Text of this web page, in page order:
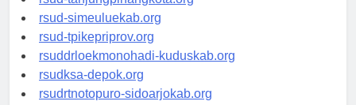
rsud-simeuluekab.org
rsud-tpikepriprov.org
rsuddrloekmonohadi-kuduskab.org
rsudksa-depok.org
rsudrtnotopuro-sidoarjokab.org